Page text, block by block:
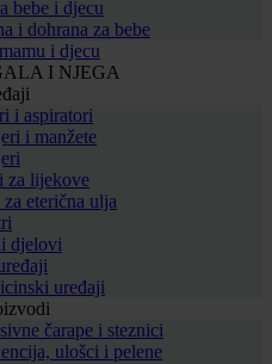
bebe i djecu
i dohrana za bebe
i djecu
I NJEGA
i aspiratori
i manžete
za lijekove
eterična ulja
djelovi
uređaji
čarape i steznici
ulošci i pelene